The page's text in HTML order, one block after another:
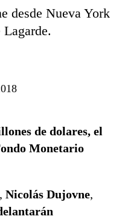
desde Nueva York
de dolares, el
Monetario
Nicolás Dujovne,